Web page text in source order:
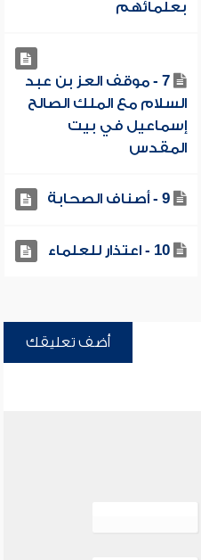
بعلمائهم
7 - موقف العز بن عبد
السلام مع الملك الصالح
إسماعيل في بيت
المقدس
9 - أصناف الصحابة
10 - اعتذار للعلماء
أضف تعليقك